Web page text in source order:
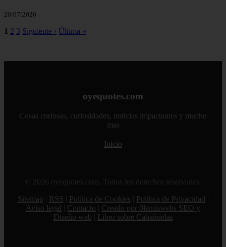
20/07/2026
1 2 3 Siguiente › Última »
oyequotes.com
Cosas curiosas, curiosidades, noticias impactantes y mucho
mas
Inicio
© 2026 oyequotes.com. Todos los derechos reservados.
Sitemap
RSS Política de Cookies Política de Privacidad
Aviso legal
Contacto
Creado por 0lemiswebs SEO y
Diseño web
Libro sobre Cabañuelas